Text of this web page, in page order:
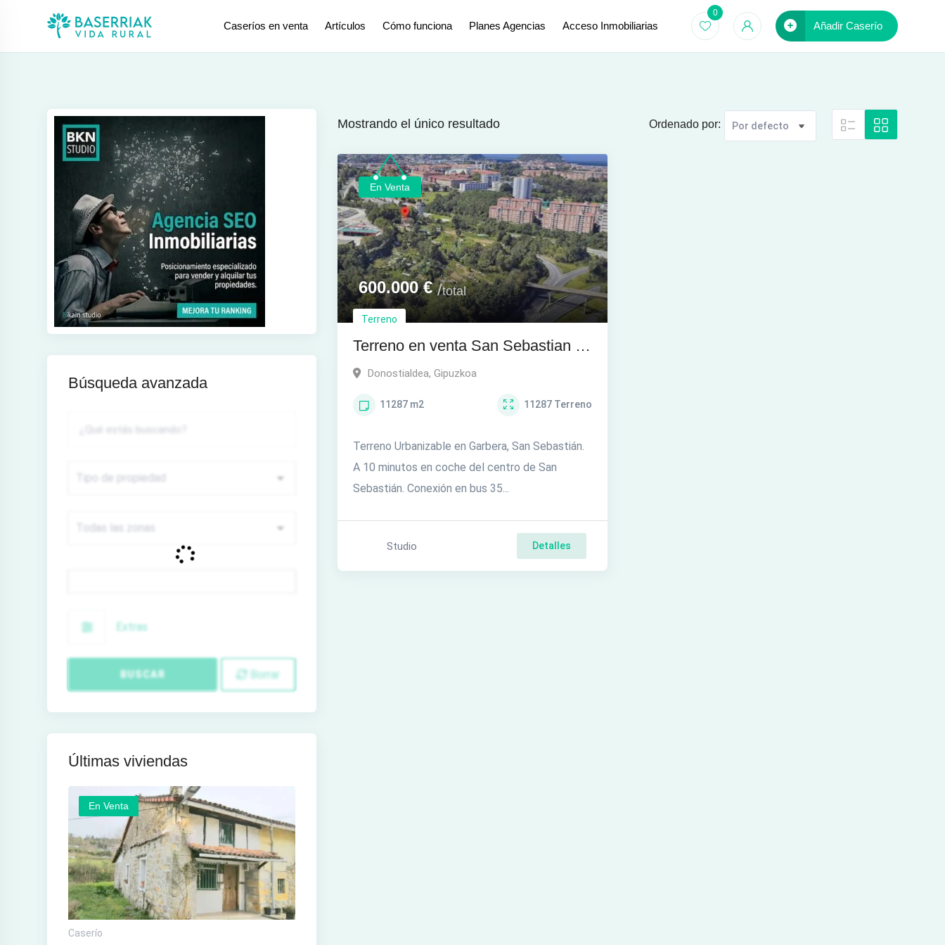
contenido
Caseríos en venta Artículos Cómo funciona Planes Agencias Acceso Inmobiliarias
0
Añadir Caserío
Mostrando el único resultado Ordenado por:
En Venta
600.000€ total
Terreno
Terreno en venta San Sebastian –
Lurra salgai Donostian
Donostialdea, Gipuzkoa
11287 m2 11287 Terreno
Terreno Urbanizable en Garbera, San Sebastián.
A 10 minutos en coche del centro de San
Sebastián. Conexión en bus 35...
Studio Detalles
Búsqueda avanzada
Extras
BUSCAR Borrar
Últimas viviendas
En Venta
Caserío